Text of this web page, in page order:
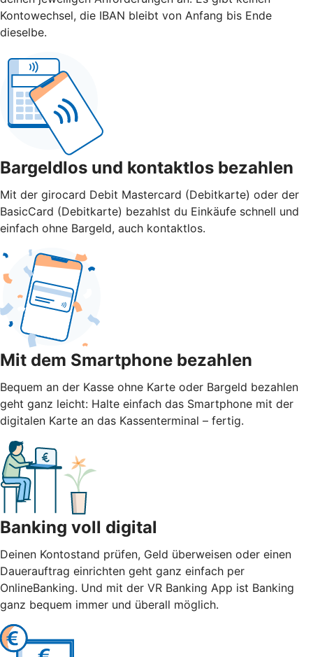
Kontowechsel, die IBAN bleibt von Anfang bis Ende
dieselbe.
Bargeldlos und kontaktlos bezahlen
Mit der girocard Debit Mastercard (Debitkarte) oder der
BasicCard (Debitkarte) bezahlst du Einkäufe schnell und
einfach ohne Bargeld, auch kontaktlos.
Mit dem Smartphone bezahlen
Bequem an der Kasse ohne Karte oder Bargeld bezahlen
geht ganz leicht: Halte einfach das Smartphone mit der
digitalen Karte an das Kassenterminal – fertig.
Banking voll digital
Deinen Kontostand prüfen, Geld überweisen oder einen
Dauerauftrag einrichten geht ganz einfach per
OnlineBanking. Und mit der VR Banking App ist Banking
ganz bequem immer und überall möglich.